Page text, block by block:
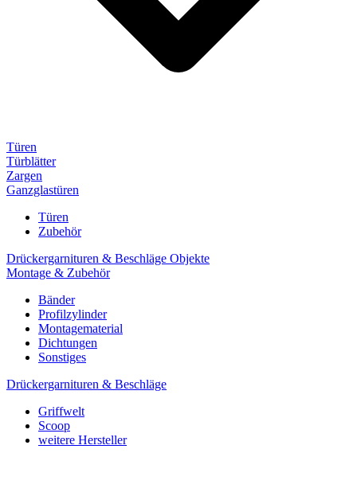
Türen
Türblätter
Zargen
Ganzglastüren
Türen
Zubehör
Drückergarnituren & Beschläge Objekte
Montage & Zubehör
Bänder
Profilzylinder
Montagematerial
Dichtungen
Sonstiges
Drückergarnituren & Beschläge
Griffwelt
Scoop
weitere Hersteller